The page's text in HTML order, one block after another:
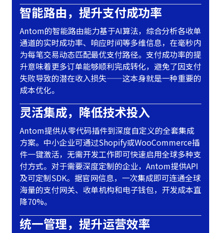
智能路由，提升支付成功率
Antom的智能路由能力基于AI算法，综合分析各收单
通道的实时成功率、响应时间等多维信息，在毫秒内
为每笔交易动态匹配最优支付路径。支付成功率的提
升意味着更多订单能够顺利完成转化，避免了因支付
失败导致的潜在收入损失——这本身就是一种重要的
成本优化。
灵活集成，降低技术投入
Antom提供从零代码插件到深度自定义的全套集成
方案。中小企业可通过Shopify或WooCommerce插
件一键激活，无需开发工作即可快速启用全球多种支
付方式。对于需要深度定制的企业，Antom提供API
及可定制SDK。据官网信息，一次集成即可连通全球
海量的支付网关、收单机构和电子钱包，开发成本直
降70%。
统一管理，提升运营效率